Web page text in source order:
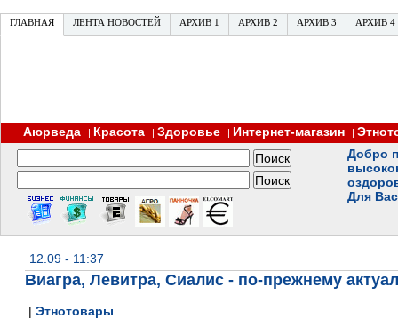
ГЛАВНАЯ ЛЕНТА НОВОСТЕЙ АРХИВ 1 АРХИВ 2 АРХИВ 3 АРХИВ 4
Аюрведа | Красота | Здоровье | Интернет-магазин |
Добро
Для
12.09 - 11:37
Виагра, Левитра, Сиалис - по-прежнему
| Этнотовары